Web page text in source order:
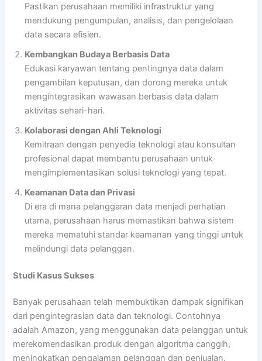
Pastikan perusahaan memiliki infrastruktur yang
mendukung pengumpulan, analisis, dan pengelolaan
data secara efisien.
Kembangkan Budaya Berbasis Data
Edukasi karyawan tentang pentingnya data dalam
pengambilan keputusan, dan dorong mereka untuk
mengintegrasikan wawasan berbasis data dalam
aktivitas sehari-hari.
Kolaborasi dengan Ahli Teknologi
Kemitraan dengan penyedia teknologi atau konsultan
profesional dapat membantu perusahaan untuk
mengimplementasikan solusi teknologi yang tepat.
Keamanan Data dan Privasi
Di era di mana pelanggaran data menjadi perhatian
utama, perusahaan harus memastikan bahwa sistem
mereka mematuhi standar keamanan yang tinggi untuk
melindungi data pelanggan.
Studi Kasus Sukses
Banyak perusahaan telah membuktikan dampak signifikan
dari pengintegrasian data dan teknologi. Contohnya
adalah Amazon, yang menggunakan data pelanggan untuk
merekomendasikan produk dengan algoritma canggih,
meningkatkan pengalaman pelanggan dan penjualan.